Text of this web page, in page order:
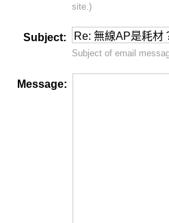
site.)
Subject:
Subject of email
Message: